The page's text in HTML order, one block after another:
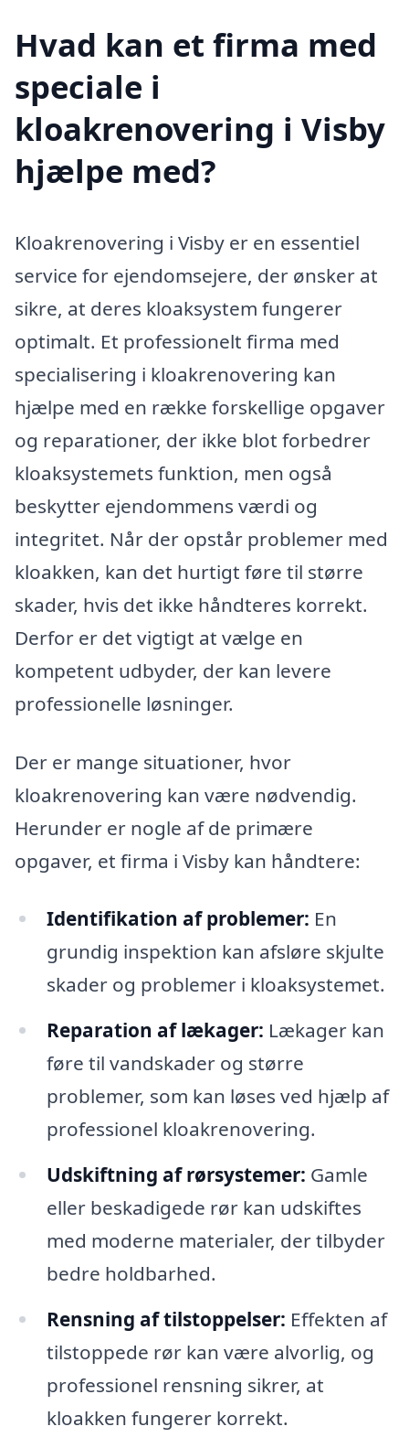
Hvad kan et firma med
speciale i
kloakrenovering i Visby
hjælpe med?
Kloakrenovering i Visby er en essentiel
service for ejendomsejere, der ønsker at
sikre, at deres kloaksystem fungerer
optimalt. Et professionelt firma med
specialisering i kloakrenovering kan
hjælpe med en række forskellige opgaver
og reparationer, der ikke blot forbedrer
kloaksystemets funktion, men også
beskytter ejendommens værdi og
integritet. Når der opstår problemer med
kloakken, kan det hurtigt føre til større
skader, hvis det ikke håndteres korrekt.
Derfor er det vigtigt at vælge en
kompetent udbyder, der kan levere
professionelle løsninger.
Der er mange situationer, hvor
kloakrenovering kan være nødvendig.
Herunder er nogle af de primære
opgaver, et firma i Visby kan håndtere:
Identifikation af problemer: En
grundig inspektion kan afsløre skjulte
skader og problemer i kloaksystemet.
Reparation af lækager: Lækager kan
føre til vandskader og større
problemer, som kan løses ved hjælp af
professionel kloakrenovering.
Udskiftning af rørsystemer: Gamle
eller beskadigede rør kan udskiftes
med moderne materialer, der tilbyder
bedre holdbarhed.
Rensning af tilstoppelser: Effekten af
tilstoppede rør kan være alvorlig, og
professionel rensning sikrer, at
kloakken fungerer korrekt.